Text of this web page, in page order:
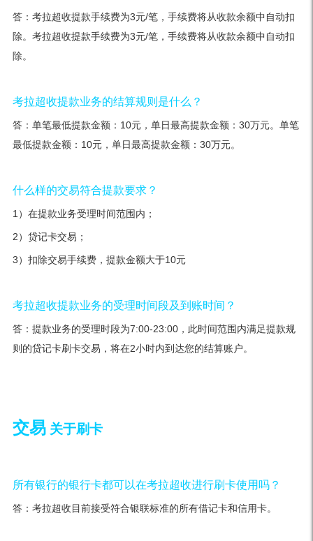
答：考拉超收提款手续费为3元/笔，手续费将从收款余额中自动扣
除。考拉超收提款手续费为3元/笔，手续费将从收款余额中自动扣
除。
考拉超收提款业务的结算规则是什么？
答：单笔最低提款金额：10元，单日最高提款金额：30万元。单笔
最低提款金额：10元，单日最高提款金额：30万元。
什么样的交易符合提款要求？
1）在提款业务受理时间范围内；
2）贷记卡交易；
3）扣除交易手续费，提款金额大于10元
考拉超收提款业务的受理时间段及到账时间？
答：提款业务的受理时段为7:00-23:00，此时间范围内满足提款规
则的贷记卡刷卡交易，将在2小时内到达您的结算账户。
交易 关于刷卡
所有银行的银行卡都可以在考拉超收进行刷卡使用吗？
答：考拉超收目前接受符合银联标准的所有借记卡和信用卡。